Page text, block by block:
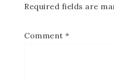
Required fields are
Comment *